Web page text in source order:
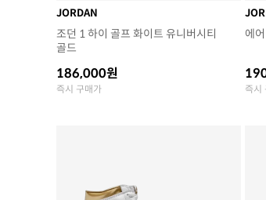
JORDAN
조던 1 하이 골프 화이트 유니버시티
골드
186,000원
즉시 구매가
에
즉시